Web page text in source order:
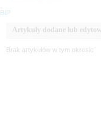
BIP
Artykuły dodane lub
Brak artykułów w tym okresie